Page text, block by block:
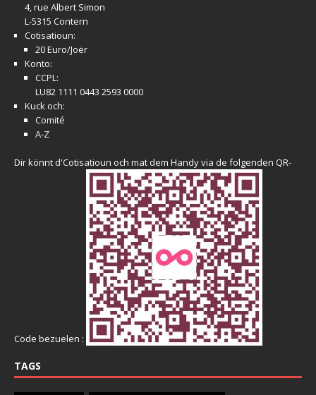
4, rue Albert Simon
L-5315 Contern
Cotisatioun:
20 Euro/Joër
Konto:
CCPL:
LU82 1111 0443 2593 0000
Kuck och:
Comité
A-Z
Dir könnt d'Cotisatioun och mat dem Handy via de folgenden QR-
Code bezuelen :
TAGS